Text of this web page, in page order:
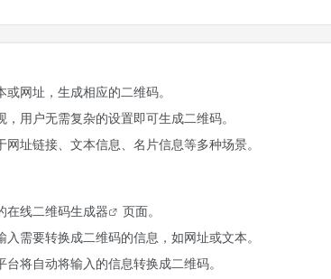
或网址，生成相应的二维码。
，用户无需复杂的设置即可生成二维码。
网址链接、文本信息、名片信息等多种场景。
在线二维码生成器
页面。
入需要转换成二维码的信息，如网址或文本。
台将自动将输入的信息转换成二维码。